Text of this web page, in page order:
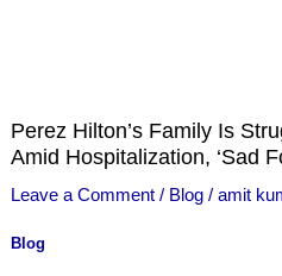
Perez Hilton’s Family Is
Amid Hospitalization, ‘Sad
Leave a Comment / Blog/ amit
Blog